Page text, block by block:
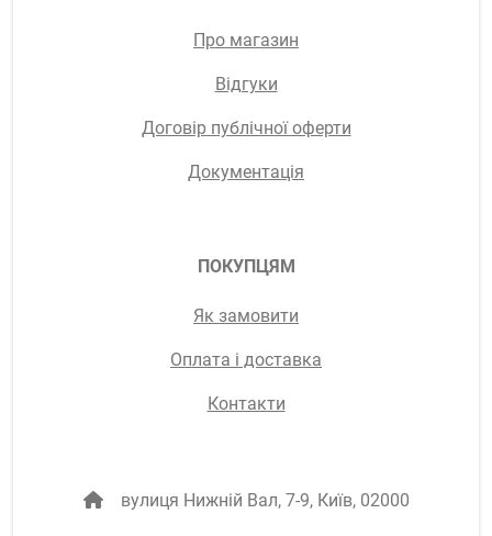
Про магазин
Відгуки
Договір публічної оферти
Документація
ПОКУПЦЯМ
Як замовити
Оплата і доставка
Контакти
вулиця Нижній Вал, 7-9, Київ, 02000